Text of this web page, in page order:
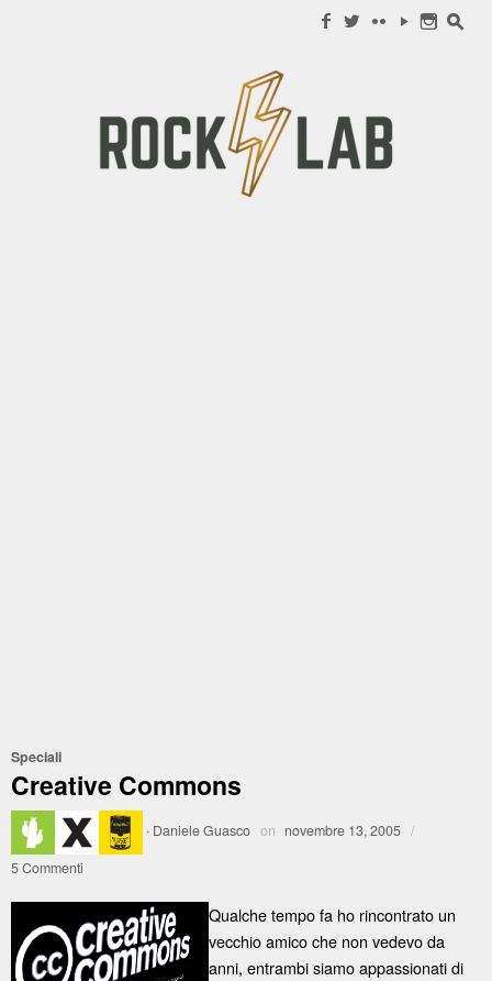
f w c y n s
Speciali
Creative Commons
· Daniele Guasco on novembre 13, 2005 /
5 Commenti
Qualche tempo fa ho rincontrato un
vecchio amico che non vedevo da
anni, entrambi siamo appassionati di